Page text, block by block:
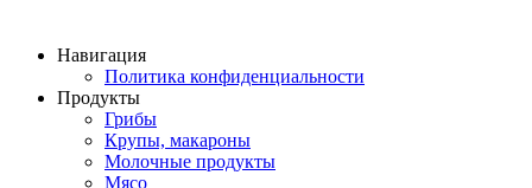
Навигация
Политика конфиденциальности
Продукты
Грибы
Крупы, макароны
Молочные продукты
Мясо